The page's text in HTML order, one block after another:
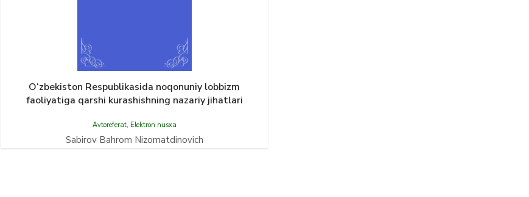
O‘zbekiston Respublikasida noqonuniy lobbizm
faoliyatiga qarshi kurashishning nazariy jihatlari
Avtoreferat, Elektron nusxa
Sabirov Bahrom Nizomatdinovich